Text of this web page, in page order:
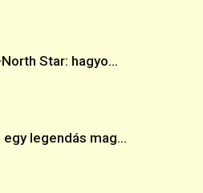
Star: hagyo...
egy legendás mag...